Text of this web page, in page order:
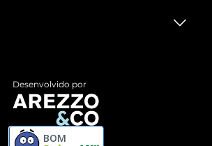
Produto
WhatsApp
Desenvolvido por
BOM